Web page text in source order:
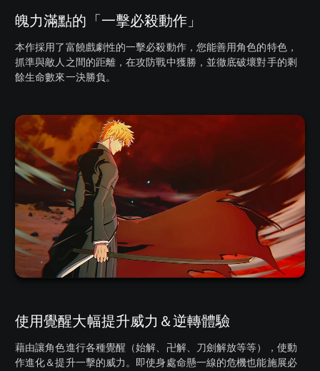
魄力滿點的「一擊必殺動作」
本作採用了富饒戲劇性的一擊必殺動作，您能善用角色的特色，
抓準與敵人之間的距離，在攻防戰中獲勝，並徹底破壞對手的剩
餘生命數來一決勝負。
使用覺醒大幅提升威力＆逆轉體驗
藉由讓角色進行各種覺醒（始解、卍解、刀劍解放等等），使動
作進化＆提升一擊的威力。即使身處命懸一線的危機也能施展必